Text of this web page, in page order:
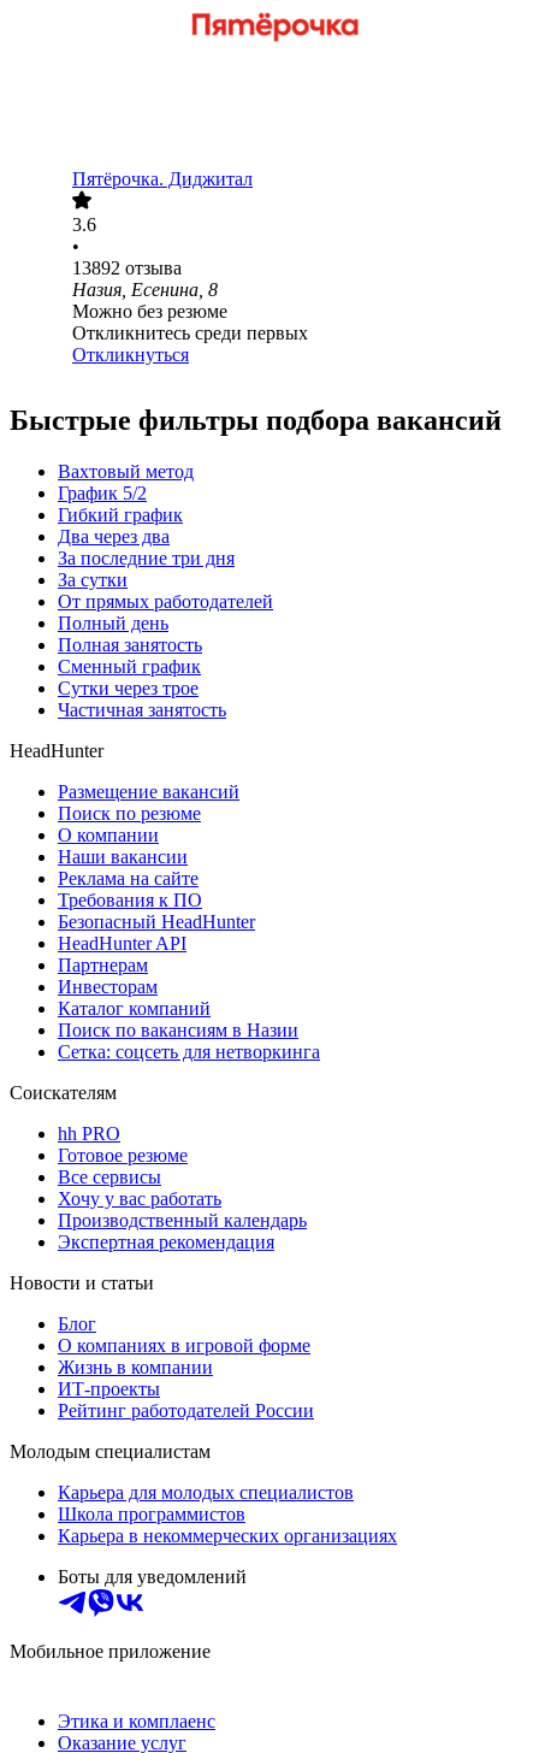
Пятёрочка. Диджитал
3.6
•
13892 отзыва
Назия, Есенина, 8
Можно без резюме
Откликнитесь среди первых
Откликнуться
Быстрые фильтры подбора вакансий
Вахтовый метод
График 5/2
Гибкий график
Два через два
За последние три дня
За сутки
От прямых работодателей
Полный день
Полная занятость
Сменный график
Сутки через трое
Частичная занятость
HeadHunter
Размещение вакансий
Поиск по резюме
О компании
Наши вакансии
Реклама на сайте
Требования к ПО
Безопасный HeadHunter
HeadHunter API
Партнерам
Инвесторам
Каталог компаний
Поиск по вакансиям в Назии
Сетка: соцсеть для нетворкинга
Соискателям
hh PRO
Готовое резюме
Все сервисы
Хочу у вас работать
Производственный календарь
Экспертная рекомендация
Новости и статьи
Блог
О компаниях в игровой форме
Жизнь в компании
ИТ-проекты
Рейтинг работодателей России
Молодым специалистам
Карьера для молодых специалистов
Школа программистов
Карьера в некоммерческих организациях
Боты для уведомлений
Мобильное приложение
Этика и комплаенс
Оказание услуг